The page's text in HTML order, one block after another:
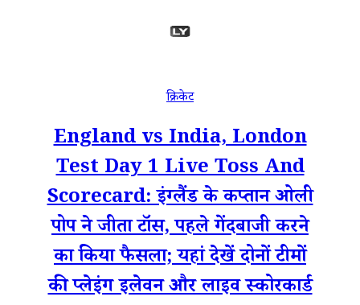
क्रिकेट
England vs India, London
Test Day 1 Live Toss And
Scorecard: इंग्लैंड के कप्तान ओली
पोप ने जीता टॉस, पहले गेंदबाजी करने
का किया फैसला; यहां देखें दोनों टीमों
की प्लेइंग इलेवन और लाइव स्कोरकार्ड